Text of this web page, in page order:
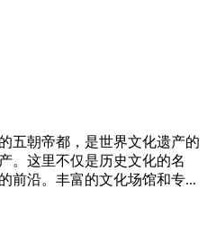
五朝帝都，是世界文化遗产的
。这里不仅是历史文化的名
前沿。丰富的文化场馆和专...